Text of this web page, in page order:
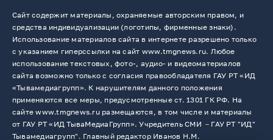
Сайт содержит материалы, охраняемые авторским правом, и
средства индивидуализации (логотипы, фирменные знаки).
Использование материалов сайта в интернете разрешено только
с указанием гиперссылки на сайт www.tmgnews.ru. Любое
использование текстовых, фото-, аудио- и видеоматериалов
сайта возможно только с согласия правообладателя ГАУ РТ «ИД
«Тывамедиагрупп». К нарушителям данного положения
применяются все меры, предусмотренные ст. 1301 ГК РФ. На
сайте www.tmgnews.ru размещаются, в том числе и материалы
от ГАУ РТ «ИД ТываМедиаГрупп». Учредитель СМИ －ГАУ РТ "ИД"
Тывамедиагрупп". Главный редактор Иванов Н.М.